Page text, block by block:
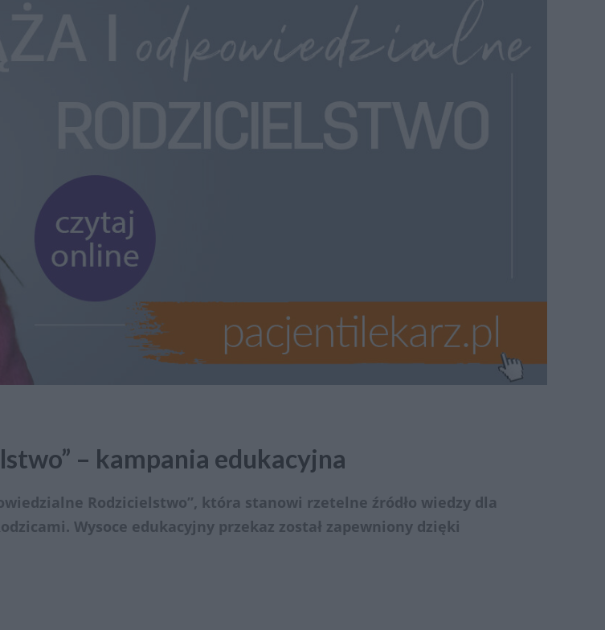
– kampania edukacyjna
Rodzicielstwo”, która stanowi rzetelne źródło wiedzy dla
Wysoce edukacyjny przekaz został zapewniony dzięki